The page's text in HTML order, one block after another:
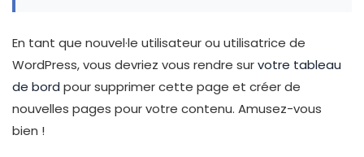
En tant que nouvel·le utilisateur ou utilisatrice de
WordPress, vous devriez vous rendre survotre tableau
de bord pour supprimer cette page et créer de
nouvelles pages pour votre contenu. Amusez-vous
bien !